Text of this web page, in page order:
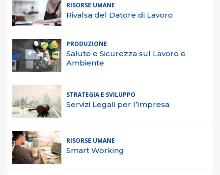
RISORSE UMANE
Rivalsa del Datore di Lavoro
PRODUZIONE
Salute e Sicurezza sul Lavoro e
Ambiente
STRATEGIA E SVILUPPO
Servizi Legali per l’Impresa
RISORSE UMANE
Smart Working